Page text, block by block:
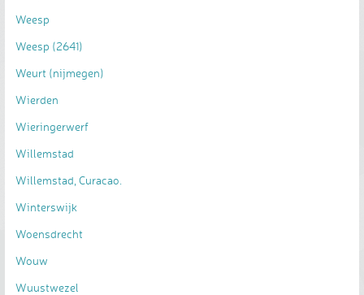
Weesp
Weesp (2641)
Weurt (nijmegen)
Wierden
Wieringerwerf
Willemstad
Willemstad, Curacao.
Winterswijk
Woensdrecht
Wouw
Wuustwezel